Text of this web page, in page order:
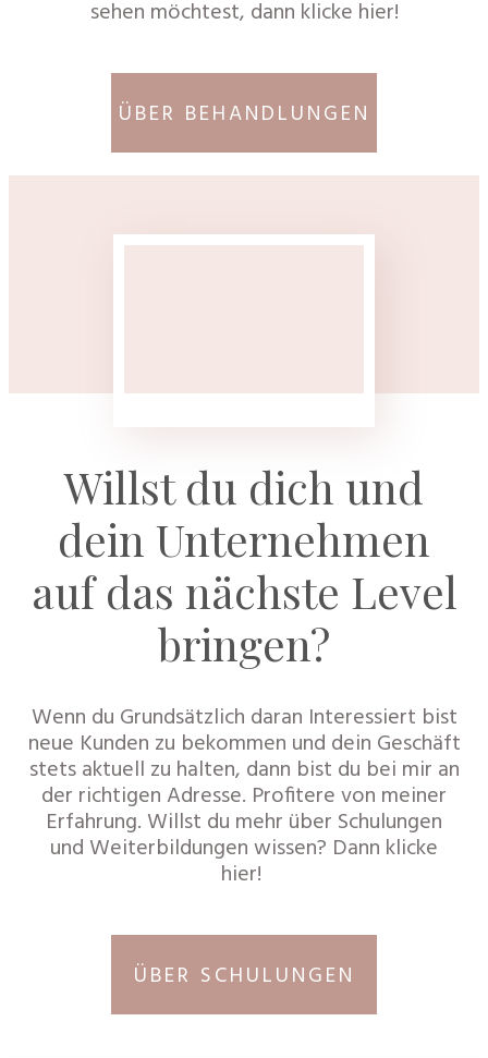
sehen möchtest, dann klicke hier!
ÜBER BEHANDLUNGEN
Willst du dich und
dein Unternehmen
auf das nächste Level
bringen?
Wenn du Grundsätzlich daran Interessiert bist
neue Kunden zu bekommen und dein Geschäft
stets aktuell zu halten, dann bist du bei mir an
der richtigen Adresse. Profitere von meiner
Erfahrung. Willst du mehr über Schulungen
und Weiterbildungen wissen? Dann klicke
hier!
ÜBER SCHULUNGEN